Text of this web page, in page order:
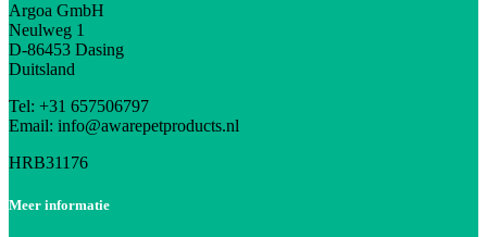
Argoa GmbH
Neulweg 1
D-86453 Dasing
Duitsland
Tel: +31 657506797
Email: info@awarepetproducts.nl
HRB31176
Meer informatie